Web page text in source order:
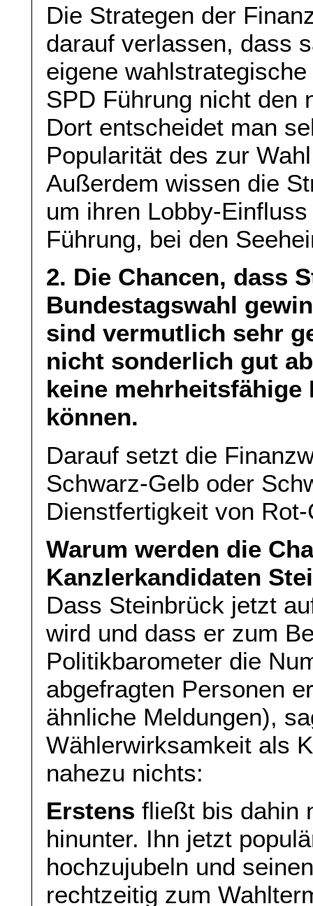
Die Strategen der
darauf verlassen, dass
eigene
SPD Führung nicht den
Dort entscheidet man
Popularität des zur
Außerdem wissen die
um ihren Lobby-
Führung, bei den
2. Die Chancen, dass
Bundestagswahl
sind vermutlich sehr
nicht sonderlich gut
keine
können.
Darauf setzt die
Schwarz-Gelb oder
Dienstfertigkeit von
Warum werden die
Kanzlerkandidaten
Dass Steinbrück jetzt
wird und dass er zum
Politikbarometer die
abgefragten Personen
ähnliche Meldungen),
Wählerwirksamkeit als
nahezu nichts:
Erstens fließt bis dahin
hinunter. Ihn jetzt
hochzujubeln und
rechtzeitig zum